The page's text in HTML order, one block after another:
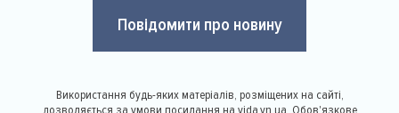
Повідомити про новину
Використання будь-яких матеріалів, розміщених на сайті,
дозволяється за умови посилання на vida.vn.ua. Обов'язкове